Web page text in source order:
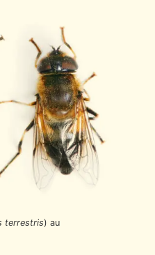
terrestris) au